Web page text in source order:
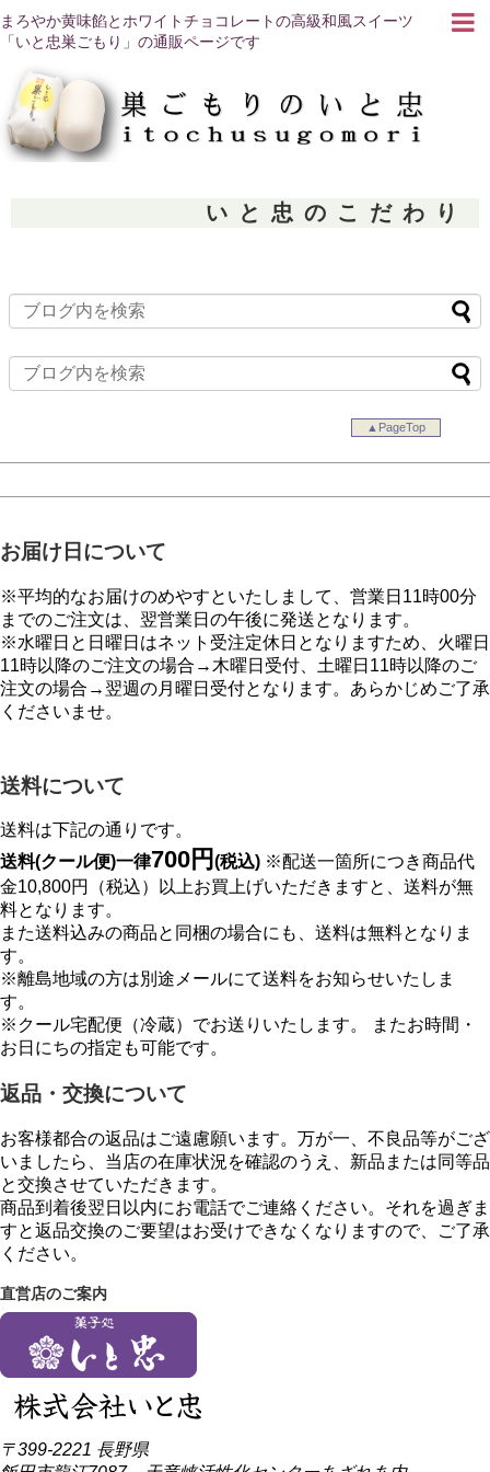
まろやか黄味餡とホワイトチョコレートの高級和風スイーツ
「いと忠巣ごもり」の通販ページです
いと忠のこだわり
▲PageTop
お届け日について
※平均的なお届けのめやすといたしまして、営業日11時00分
までのご注文は、翌営業日の午後に発送となります。
※水曜日と日曜日はネット受注定休日となりますため、火曜日
11時以降のご注文の場合→木曜日受付、土曜日11時以降のご
注文の場合→翌週の月曜日受付となります。あらかじめご了承
くださいませ。
送料について
送料は下記の通りです。
送料(クール便)一律700円 (税込) ※配送一箇所につき商品代
金10,800円（税込）以上お買上げいただきますと、送料が無
料となります。
また送料込みの商品と同梱の場合にも、送料は無料となりま
す。
※離島地域の方は別途メールにて送料をお知らせいたしま
す。
※クール宅配便（冷蔵）でお送りいたします。 またお時間・
お日にちの指定も可能です。
返品・交換について
お客様都合の返品はご遠慮願います。万が一、不良品等がござ
いましたら、当店の在庫状況を確認のうえ、新品または同等品
と交換させていただきます。
商品到着後翌日以内にお電話でご連絡ください。それを過ぎま
すと返品交換のご要望はお受けできなくなりますので、ご了承
ください。
直営店のご案内
〒399-2221 長野県